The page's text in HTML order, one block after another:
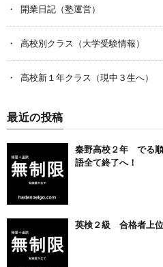
開業日記（塾運営）
高校別クラス（大学受験情報）
高校新１年クラス（現中３生へ）
最近の投稿
秦野高校２年 でる
語全て終了へ！
英検２級 合格者上位